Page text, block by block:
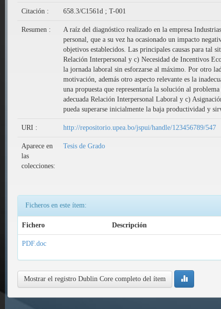
Citación : 658.3/C1561d ; T-001
Resumen :
A raíz del diagnóstico realizado en la empresa
personal, que a su vez ha ocasionado un impacto
objetivos establecidos. Las principales causas para tal
Relación Interpersonal y c) Necesidad de Incentivos
la jornada laboral sin esforzarse al máximo. Por otro
motivación, además otro aspecto relevante es la
una propuesta que representaría la solución al
adecuada Relación Interpersonal Laboral y c)
pueda superarse inicialmente la baja productividad y
URI : http://repositorio.upea.bo/jspui/handle/123456789/547
Aparece en
las
colecciones:
Tesis de Grado
Ficheros en este ítem:
Fichero Descripción
PDF.doc
Mostrar el registro Dublin Core completo del ítem